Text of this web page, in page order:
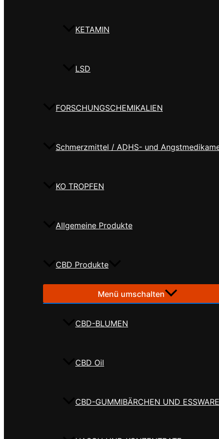
KETAMIN
LSD
FORSCHUNGSCHEMIKALIEN
Schmerzmittel / ADHS- und
KO TROPFEN
Allgemeine Produkte
CBD Produkte
Menü umschalten
CBD-BLUMEN
CBD Oil
CBD-GUMMIBÄRCHEN UND